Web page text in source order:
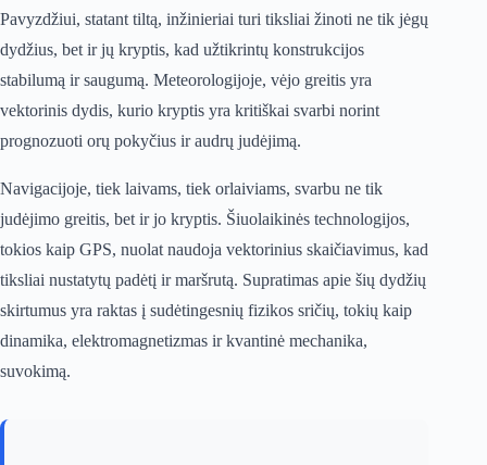
Pavyzdžiui, statant tiltą, inžinieriai turi tiksliai žinoti ne tik jėgų
dydžius, bet ir jų kryptis, kad užtikrintų konstrukcijos
stabilumą ir saugumą. Meteorologijoje, vėjo greitis yra
vektorinis dydis, kurio kryptis yra kritiškai svarbi norint
prognozuoti orų pokyčius ir audrų judėjimą.
Navigacijoje, tiek laivams, tiek orlaiviams, svarbu ne tik
judėjimo greitis, bet ir jo kryptis. Šiuolaikinės technologijos,
tokios kaip GPS, nuolat naudoja vektorinius skaičiavimus, kad
tiksliai nustatytų padėtį ir maršrutą. Supratimas apie šių dydžių
skirtumus yra raktas į sudėtingesnių fizikos sričių, tokių kaip
dinamika, elektromagnetizmas ir kvantinė mechanika,
suvokimą.